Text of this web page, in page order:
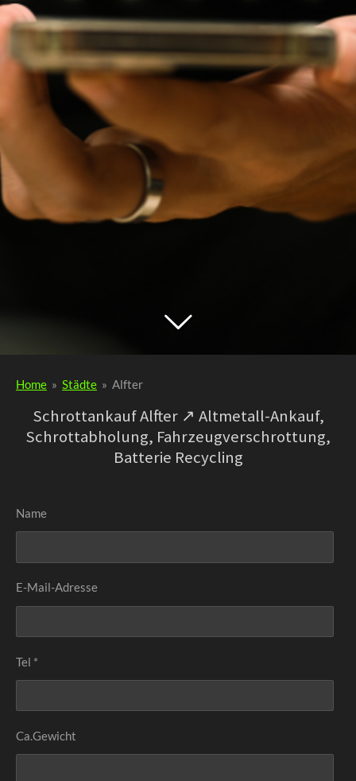
Home » Städte » Alfter
Schrottankauf Alfter ↗️ Altmetall-Ankauf,
Schrottabholung, Fahrzeugverschrottung,
Batterie Recycling
Name
E-Mail-Adresse
Tel *
Ca.Gewicht